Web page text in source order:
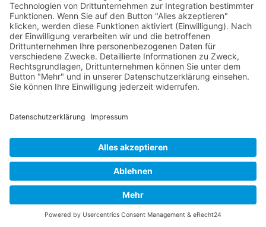
Rechtliches
Widerrufsrecht und Widerrufsformular
Impressum
Datenschutzerklärung
Cookie-Einstellungen
AGB
Streitbeilegungsstelle
Vertrag widerrufen